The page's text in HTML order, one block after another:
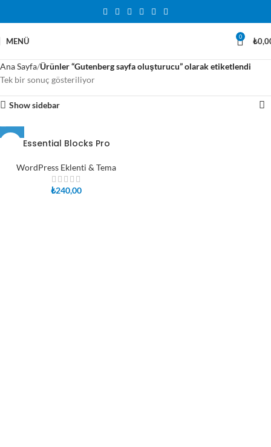
MENÜ 0 ₺
Ana Sayfa Ürünler “Gutenberg sayfa oluşturucu” olarak etiketlendi
Tek bir sonuç gösteriliyor
Show sidebar
Essential Blocks Pro
WordPress Eklenti & Tema
₺240,00